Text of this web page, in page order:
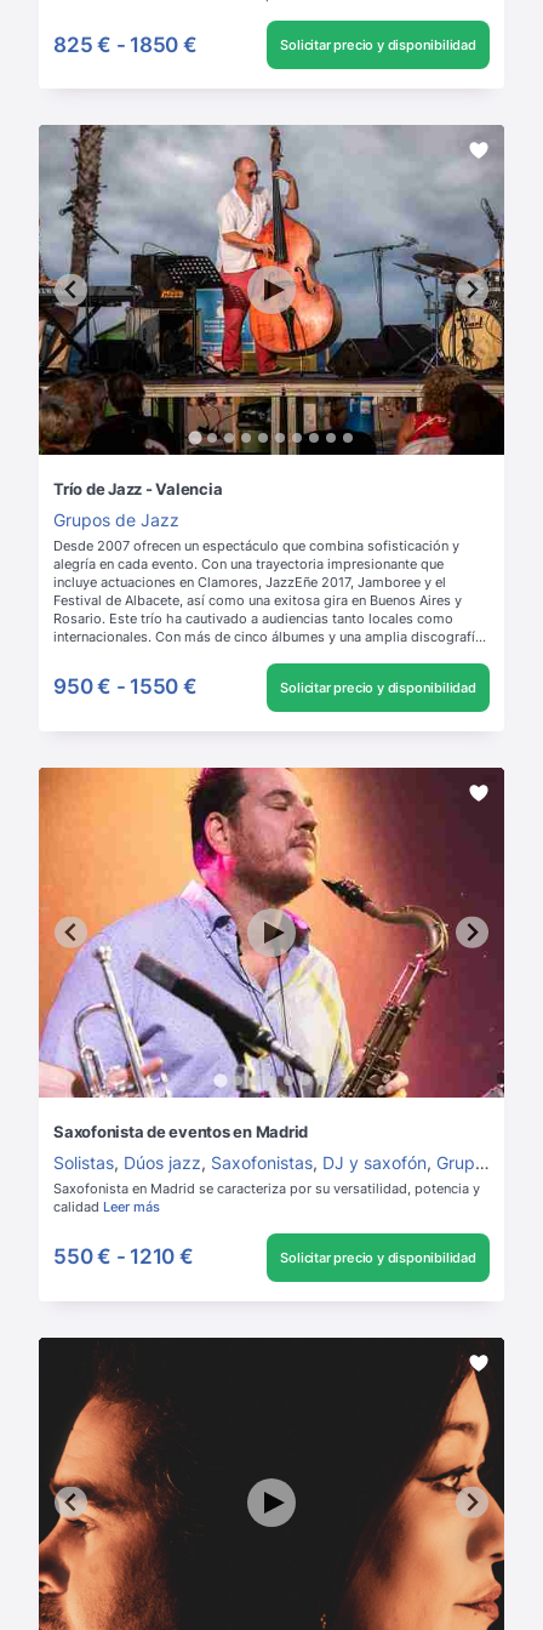
825 € - 1850 € Solicitar precio y disponibilidad
Trío de Jazz - Valencia
Grupos de Jazz
Desde 2007 ofrecen un espectáculo que combina sofisticación y
alegría en cada evento. Con una trayectoria impresionante que
incluye actuaciones en Clamores, JazzEñe 2017, Jamboree y el
Festival de Albacete, así como una exitosa gira en Buenos Aires y
Rosario. Este trío ha cautivado a audiencias tanto locales como
internacionales. Con más de cinco álbumes y una amplia discografía
celebración inolvidable con su fuerza musical y experiencia.
Leer más
950 € - 1550 € Solicitar precio y disponibilidad
Saxofonista de eventos en Madrid
Solistas, Dúos jazz, Saxofonistas, DJ y saxofón, Grupos de Jazz
Saxofonista en Madrid se caracteriza por su versatilidad, potencia y
calidad Leer más
550 € - 1210 € Solicitar precio y disponibilidad